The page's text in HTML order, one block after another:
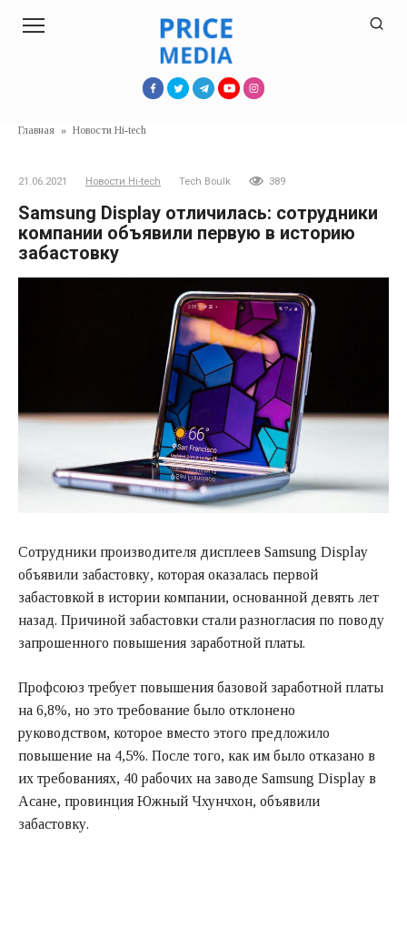
Главная » Новости Hi-tech
21.06.2021 Новости Hi-tech Tech Boulk 389
Samsung Display отличилась: сотрудники
компании объявили первую в историю
забастовку
Сотрудники производителя дисплеев Samsung Display
объявили забастовку, которая оказалась первой
забастовкой в истории компании, основанной девять лет
назад. Причиной забастовки стали разногласия по поводу
запрошенного повышения заработной платы.
Профсоюз требует повышения базовой заработной платы
на 6,8%, но это требование было отклонено
руководством, которое вместо этого предложило
повышение на 4,5%. После того, как им было отказано в
их требованиях, 40 рабочих на заводе Samsung Display в
Асане, провинция Южный Чхунчхон, объявили
забастовку.